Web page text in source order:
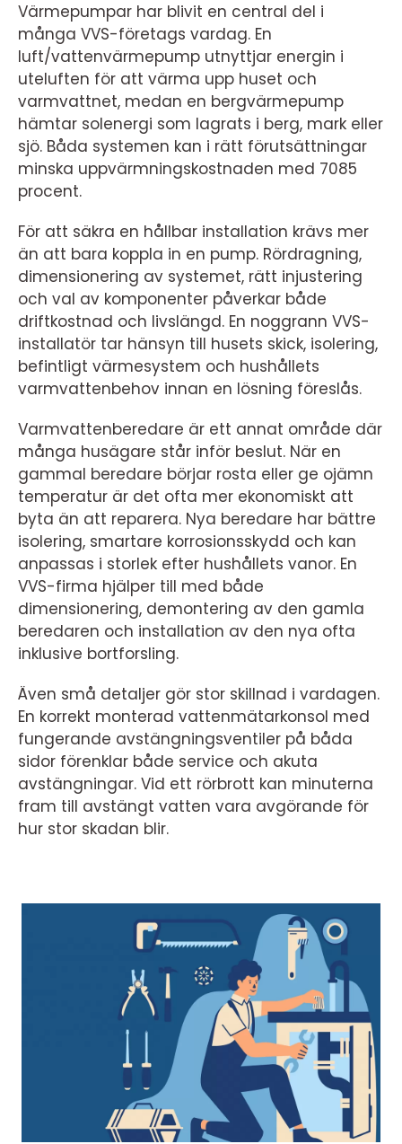
Värmepumpar har blivit en central del i
många VVS-företags vardag. En
luft/vattenvärmepump utnyttjar energin i
uteluften för att värma upp huset och
varmvattnet, medan en bergvärmepump
hämtar solenergi som lagrats i berg, mark eller
sjö. Båda systemen kan i rätt förutsättningar
minska uppvärmningskostnaden med 7085
procent.
För att säkra en hållbar installation krävs mer
än att bara koppla in en pump. Rördragning,
dimensionering av systemet, rätt injustering
och val av komponenter påverkar både
driftkostnad och livslängd. En noggrann VVS-
installatör tar hänsyn till husets skick, isolering,
befintligt värmesystem och hushållets
varmvattenbehov innan en lösning föreslås.
Varmvattenberedare är ett annat område där
många husägare står inför beslut. När en
gammal beredare börjar rosta eller ge ojämn
temperatur är det ofta mer ekonomiskt att
byta än att reparera. Nya beredare har bättre
isolering, smartare korrosionsskydd och kan
anpassas i storlek efter hushållets vanor. En
VVS-firma hjälper till med både
dimensionering, demontering av den gamla
beredaren och installation av den nya ofta
inklusive bortforsling.
Även små detaljer gör stor skillnad i vardagen.
En korrekt monterad vattenmätarkonsol med
fungerande avstängningsventiler på båda
sidor förenklar både service och akuta
avstängningar. Vid ett rörbrott kan minuterna
fram till avstängt vatten vara avgörande för
hur stor skadan blir.